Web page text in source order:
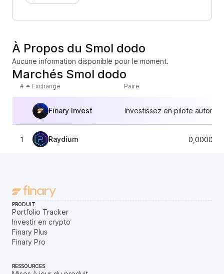
À Propos du Smol dodo
Aucune information disponible pour le moment.
Marchés Smol dodo
# Exchange Paire
Finary Invest Investissez en pilote
1 Raydium
PRODUIT
Portfolio Tracker
Investir en crypto
Finary Plus
Finary Pro
RESSOURCES